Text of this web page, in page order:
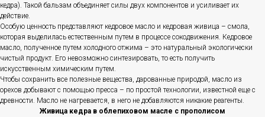
кедра). Такой бальзам объединяет силы двух компонентов и усиливает их
действие.
Особую ценность представляют кедровое масло и кедровая живица – смола,
которая выделилась естественным путем в процессе сокодвижения. Кедровое
масло, полученное путем холодного отжима – это натуральный экологически
чистый продукт. Его невозможно синтезировать, то есть получить
искусственным химическим путем.
Чтобы сохранить все полезные вещества, дарованные природой, масло из
орехов добывают с помощью пресса – по простой технологии, известной еще с
древности. Масло не нагревается, в него не добавляются никакие реагенты.
Живица кедра в облепиховом масле с прополисом